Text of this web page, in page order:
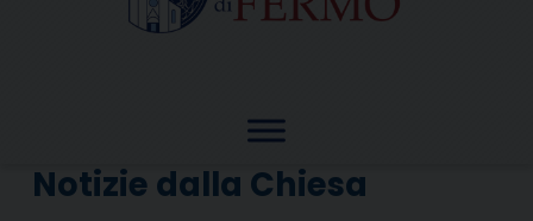
Notizie dalla Chiesa